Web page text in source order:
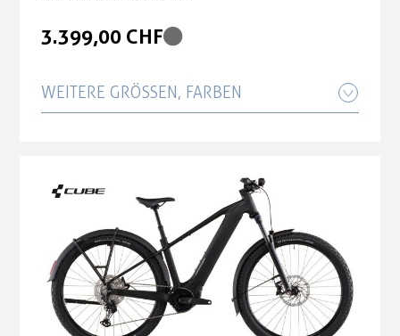
3.399,00 CHF
WEITERE GRÖSSEN, FARBEN
3.399,00 CHF
Cube Reaction Hybrid Pro 800 FE
blackline Größe: XL
3.399,00 CHF